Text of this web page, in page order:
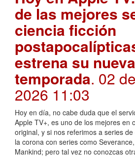
de las mejores
ciencia ficción
estrena su nueva
temporada. 02
2026 11:03
Hoy en día, no cabe duda que el
Apple TV+, es uno de los mejores en
original, y si nos referimos a series
la corona con series como
Mankind; pero tal vez no conozcas